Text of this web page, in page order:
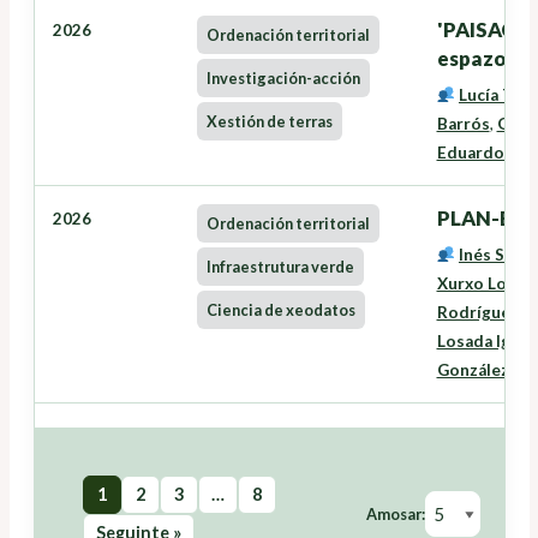
2026 Ordenación territorial
Investigación-acción
Xestión de terras
espazo
Lucía
Barrós,
Eduardo
2026 Ordenación territorial
Infraestrutura verde
Ciencia de xeodatos
PLAN-
Inés
Xurxo
Rodríguez
Losada
González
1 2 3 …
8
Seguinte »
Amosar: